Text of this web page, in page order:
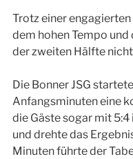
Trotz einer
dem hohen Tempo
der zweiten Hälfte
Die Bonner JSG
Anfangsminuten eine
die Gäste sogar mit 5:4
und drehte das
Minuten führte der